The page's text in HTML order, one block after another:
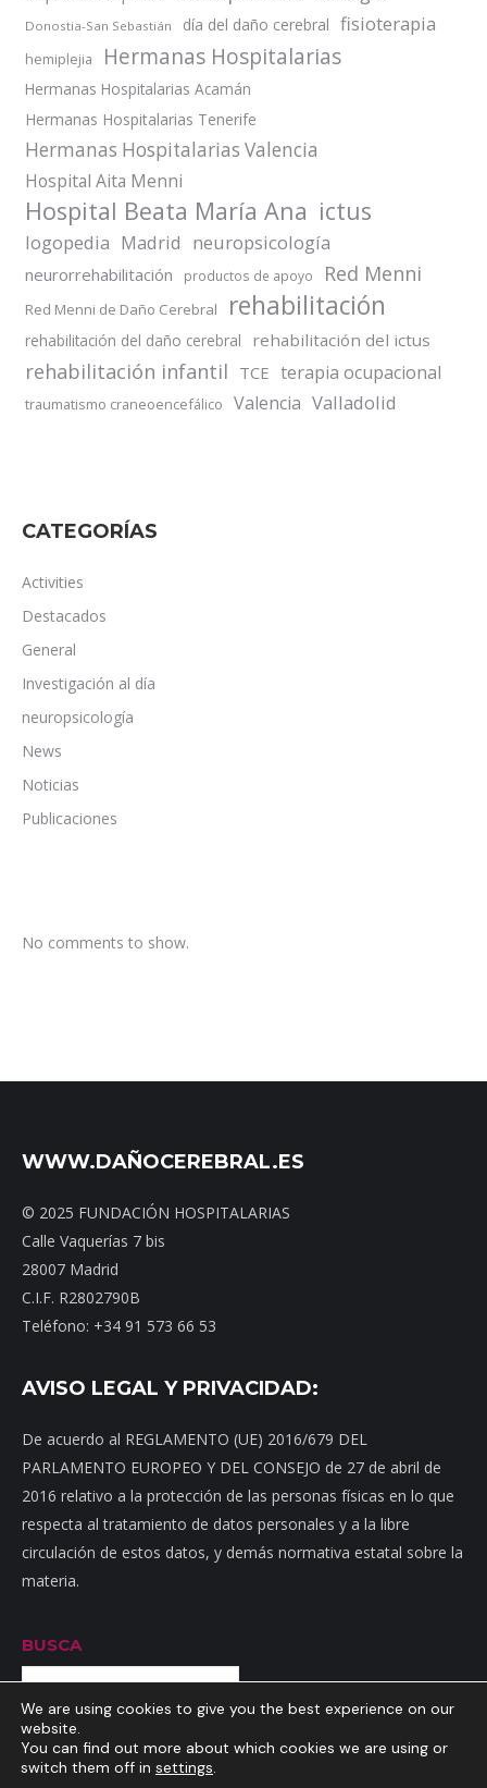
Donostia-San Sebastián día del daño cerebral fisioterapia
hemiplejia Hermanas Hospitalarias
Hermanas Hospitalarias Acamán
Hermanas Hospitalarias Tenerife
Hermanas Hospitalarias Valencia
Hospital Aita Menni
Hospital Beata María Ana ictus
logopedia Madrid neuropsicología
neurorrehabilitación productos de apoyo Red Menni
Red Menni de Daño Cerebral rehabilitación
rehabilitación del daño cerebral rehabilitación del ictus
rehabilitación infantil TCE terapia ocupacional
traumatismo craneoencefálico Valencia Valladolid
CATEGORÍAS
Activities
Destacados
General
Investigación al día
neuropsicología
News
Noticias
Publicaciones
No comments to show.
WWW.DAÑOCEREBRAL.ES
© 2025 FUNDACIÓN HOSPITALARIAS
Calle Vaquerías 7 bis
28007 Madrid
C.I.F. R2802790B
Teléfono: +34 91 573 66 53
AVISO LEGAL Y PRIVACIDAD:
De acuerdo al REGLAMENTO (UE) 2016/679 DEL
PARLAMENTO EUROPEO Y DEL CONSEJO de 27 de abril de
2016 relativo a la protección de las personas físicas en lo que
respecta al tratamiento de datos personales y a la libre
circulación de estos datos, y demás normativa estatal sobre la
materia.
BUSCA
Buscar
We are using cookies to give you the best experience on our
website.
You can find out more about which cookies we are using or
switch them off in settings.